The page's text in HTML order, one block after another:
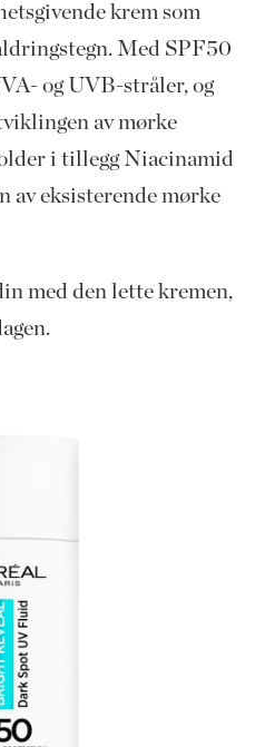
krem som
Med SPF50
og UVB-stråler, og
av mørke
i tillegg Niacinamid
av eksisterende mørke
med den lette kremen,